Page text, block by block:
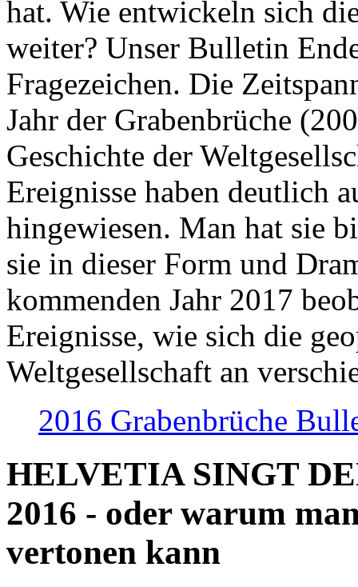
hat. Wie entwickeln sich
weiter? Unser Bulletin
Fragezeichen. Die
Jahr der Grabenbrüche
Geschichte der
Ereignisse haben deutlich
hingewiesen. Man hat sie
sie in dieser Form und
kommenden Jahr 2017
Ereignisse, wie sich die
Weltgesellschaft an
2016 Grabenbrüche
HELVETIA SINGT
2016 - oder warum
vertonen kann